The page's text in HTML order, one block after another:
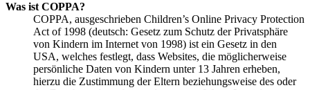
Was ist COPPA?
COPPA, ausgeschrieben Children’s Online Privacy Protection
Act of 1998 (deutsch: Gesetz zum Schutz der Privatsphäre
von Kindern im Internet von 1998) ist ein Gesetz in den
USA, welches festlegt, dass Websites, die möglicherweise
persönliche Daten von Kindern unter 13 Jahren erheben,
hierzu die Zustimmung der Eltern beziehungsweise des oder